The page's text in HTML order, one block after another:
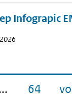
Infograpic
64